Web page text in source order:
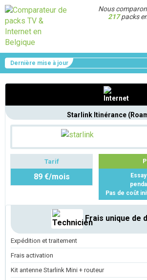
Nous
217packs
Dernière mise à jour
Starlink Itinérance
Tarif
89 €/mois
Pas de coût
Frais unique de
Expédition et traitement
Frais activation
Kit antenne Starlink Mini + routeur